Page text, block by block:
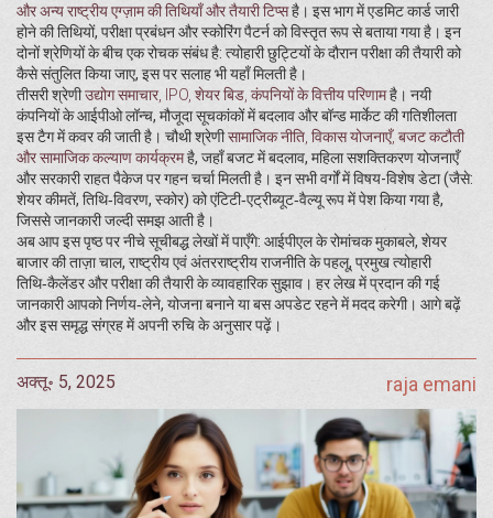
और अन्य राष्ट्रीय एग्ज़ाम की तिथियाँ और तैयारी टिप्सहै। इस भाग में एडमिट कार्ड जारी
होने की तिथियों, परीक्षा प्रबंधन और स्कोरिंग पैटर्न को विस्तृत रूप से बताया गया है। इन
दोनों श्रेणियों के बीच एक रोचक संबंध है: त्योहारी छुट्टियों के दौरान परीक्षा की तैयारी को
कैसे संतुलित किया जाए, इस पर सलाह भी यहाँ मिलती है।
तीसरी श्रेणीउद्योग समाचार, IPO, शेयर बिड, कंपनियों के वित्तीय परिणामहै। नयी
कंपनियों के आईपीओ लॉन्च, मौजूदा सूचकांकों में बदलाव और बॉन्ड मार्केट की गतिशीलता
इस टैग में कवर की जाती है। चौथी श्रेणीसामाजिक नीति विकास योजनाएँ, बजट कटौती
और सामाजिक कल्याण कार्यक्रमहै, जहाँ बजट में बदलाव, महिला सशक्तिकरण योजनाएँ
और सरकारी राहत पैकेज पर गहन चर्चा मिलती है। इन सभी वर्गों में विषय-विशेष डेटा (जैसे:
शेयर कीमतें, तिथि‑विवरण, स्कोर) को एंटिटी‑एट्रीब्यूट‑वैल्यू रूप में पेश किया गया है,
जिससे जानकारी जल्दी समझ आती है।
अब आप इस पृष्ठ पर नीचे सूचीबद्ध लेखों में पाएँगे: आईपीएल के रोमांचक मुकाबले, शेयर
बाजार की ताज़ा चाल, राष्ट्रीय एवं अंतरराष्ट्रीय राजनीति के पहलू, प्रमुख त्योहारी
तिथि‑कैलेंडर और परीक्षा की तैयारी के व्यावहारिक सुझाव। हर लेख में प्रदान की गई
जानकारी आपको निर्णय‑लेने, योजना बनाने या बस अपडेट रहने में मदद करेगी। आगे बढ़ें
और इस समृद्ध संग्रह में अपनी रुचि के अनुसार पढ़ें।
अक्तू॰ 5, 2025 raja emani